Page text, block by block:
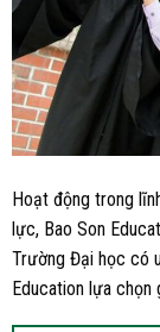
Hoạt động trong
lực, Bao Son
Trường Đại học có
Education lựa